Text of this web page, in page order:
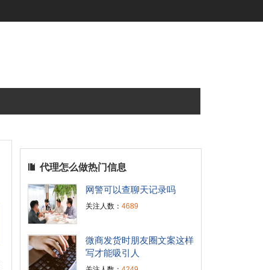
代理怎么做热门信息
网警可以查聊天记录吗
关注人数： 4689
微商发货时朋友圈文案这样
写才能吸引人